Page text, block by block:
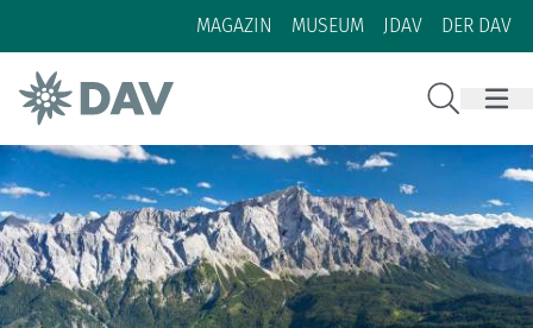
Zum Inhalt
Zur Footer-Navigation
MAGAZIN MUSEUM JDAV DER DAV